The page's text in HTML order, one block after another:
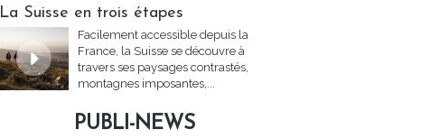
La Suisse en trois étapes
Facilement accessible depuis la
France, la Suisse se découvre à
travers ses paysages contrastés,
montagnes imposantes,...
PUBLI-NEWS